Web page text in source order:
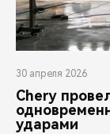
30 апреля 2026
Chery
ударами